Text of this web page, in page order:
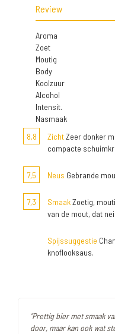
Review
Aroma
Zoet
Moutig
Body
Koolzuur
Alcohol
Intensit.
Nasmaak
8,8
ZichtZeer donker
compacte
7,5 Neus Gebrande
7,3 SmaakZoetig,
van de mout, dat
Spijssuggestie
knoflooksaus.
"Prettig bier met smaak
door, maar kan ook wat